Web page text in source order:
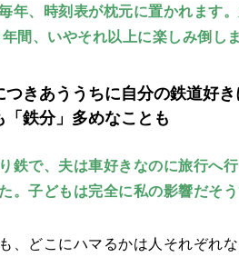
年、時刻表が枕元に置かれます
間、いやそれ以上に楽しみ倒しま
きあううちに自分の鉄道好
「鉄分」多めなことも
鉄で、夫は車好きなのに旅行へ
。子どもは完全に私の影響だそう
、どこにハマるかは人それぞれ